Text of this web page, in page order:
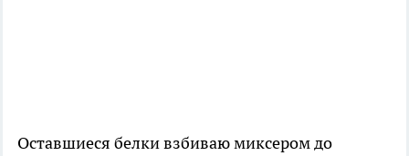
Оставшиеся белки взбиваю миксером до